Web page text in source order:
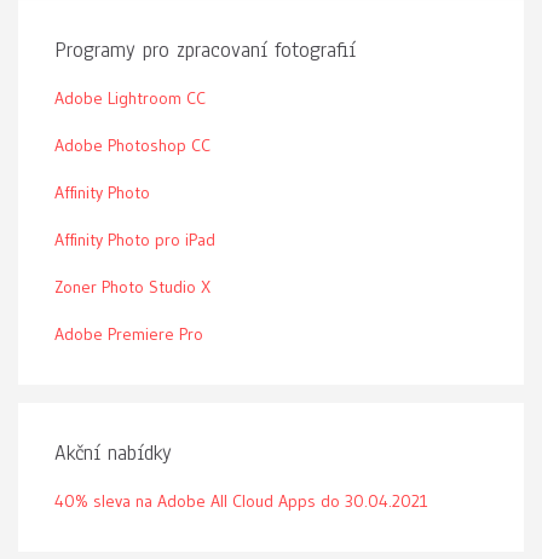
Programy pro zpracovaní fotografií
Adobe Lightroom CC
Adobe Photoshop CC
Affinity Photo
Affinity Photo pro iPad
Zoner Photo Studio X
Adobe Premiere Pro
Akční nabídky
40% sleva na Adobe All Cloud Apps do 30.04.2021